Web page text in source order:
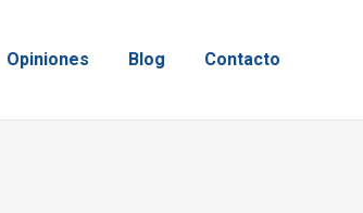
Opiniones Blog Contacto